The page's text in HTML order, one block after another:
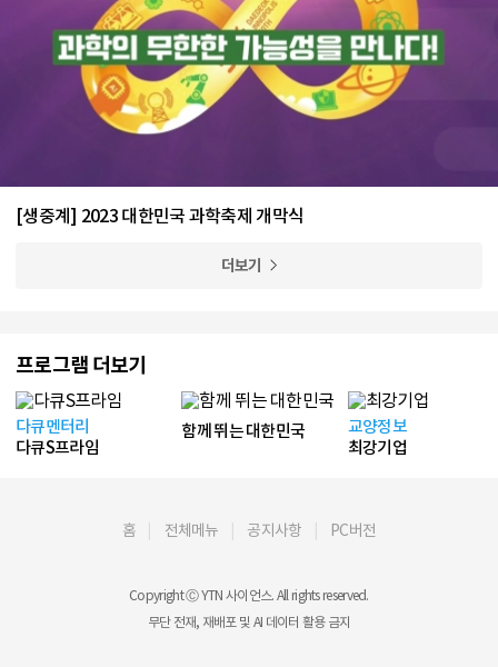
[생중계] 2023 대한민국 과학축제 개막식
더보기
프로그램 더보기
다큐멘터리
다큐S프라임
함께 뛰는 대한민국
교양정보
최강기업
홈 전체메뉴 공지사항 PC버전
Copyright Ⓒ YTN 사이언스. All rights reserved.
무단 전재, 재배포 및 AI 데이터 활용 금지